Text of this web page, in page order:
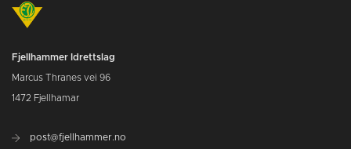
Fjellhammer Idrettslag
Marcus Thranes vei 96
1472 Fjellhamar
post@fjellhammer.no